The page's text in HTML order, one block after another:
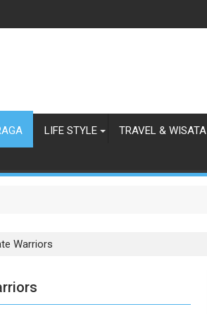
LIFE STYLE TRAVEL & WISATA
Internasional di Apartemen Medan
Ruku
Warriors